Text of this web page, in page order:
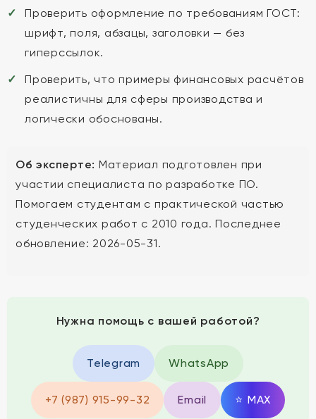
Проверить оформление по требованиям ГОСТ:
шрифт, поля, абзацы, заголовки — без
гиперссылок.
Проверить, что примеры финансовых расчётов
реалистичны для сферы производства и
логически обоснованы.
Об эксперте: Материал подготовлен при
участии специалиста по разработке ПО.
Помогаем студентам с практической частью
студенческих работ с 2010 года. Последнее
обновление: 2026-05-31.
Нужна помощь с вашей работой?
Telegram WhatsApp
+7 (987) 915-99-32 Email ⭐ MAX